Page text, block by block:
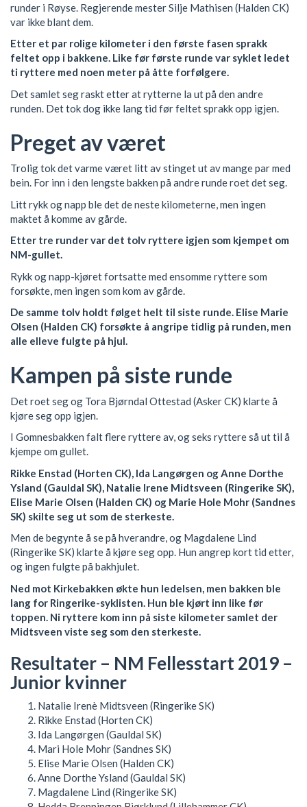
runder i Røyse. Regjerende mester Silje Mathisen (Halden CK)
var ikke blant dem.
Etter et par rolige kilometer i den første fasen sprakk
feltet opp i bakkene. Like før første runde var syklet ledet
ti ryttere med noen meter på åtte forfølgere.
Det samlet seg raskt etter at rytterne la ut på den andre
runden. Det tok dog ikke lang tid før feltet sprakk opp igjen.
Preget av været
Trolig tok det varme været litt av stinget ut av mange par med
bein. For inn i den lengste bakken på andre runde roet det seg.
Litt rykk og napp ble det de neste kilometerne, men ingen
maktet å komme av gårde.
Etter tre runder var det tolv ryttere igjen som kjempet om
NM-gullet.
Rykk og napp-kjøret fortsatte med ensomme ryttere som
forsøkte, men ingen som kom av gårde.
De samme tolv holdt følget helt til siste runde. Elise Marie
Olsen (Halden CK) forsøkte å angripe tidlig på runden, men
alle elleve fulgte på hjul.
Kampen på siste runde
Det roet seg og Tora Bjørndal Ottestad (Asker CK) klarte å
kjøre seg opp igjen.
I Gomnesbakken falt flere ryttere av, og seks ryttere så ut til å
kjempe om gullet.
Rikke Enstad (Horten CK), Ida Langørgen og Anne Dorthe
Ysland (Gauldal SK), Natalie Irene Midtsveen (Ringerike SK),
Elise Marie Olsen (Halden CK) og Marie Hole Mohr (Sandnes
SK) skilte seg ut som de sterkeste.
Men de begynte å se på hverandre, og Magdalene Lind
(Ringerike SK) klarte å kjøre seg opp. Hun angrep kort tid etter,
og ingen fulgte på bakhjulet.
Ned mot Kirkebakken økte hun ledelsen, men bakken ble
lang for Ringerike-syklisten. Hun ble kjørt inn like før
toppen. Ni ryttere kom inn på siste kilometer samlet der
Midtsveen viste seg som den sterkeste.
Resultater – NM Fellesstart 2019 –
Junior kvinner
Natalie Irenè Midtsveen (Ringerike SK)
Rikke Enstad (Horten CK)
Ida Langørgen (Gauldal SK)
Mari Hole Mohr (Sandnes SK)
Elise Marie Olsen (Halden CK)
Anne Dorthe Ysland (Gauldal SK)
Magdalene Lind (Ringerike SK)